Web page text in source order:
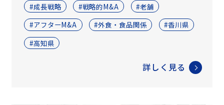
#成長戦略 #戦略的M&A
#老舗
#アフターM&A
#外食・食品関係
#香川県
#高知県
詳しく見る